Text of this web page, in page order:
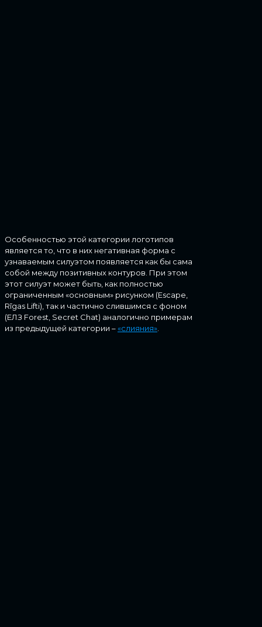
Особенностью этой категории логотипов
является то, что в них негативная форма с
узнаваемым силуэтом появляется как бы сама
собой между позитивных контуров. При этом
этот силуэт может быть, как полностью
ограниченным «основным» рисунком (Escape,
Rīgas Lifti), так и частично слившимся с фоном
(ЕЛЗ Forest, Secret Chat) аналогично примерам
из предыдущей категории –«слияния»